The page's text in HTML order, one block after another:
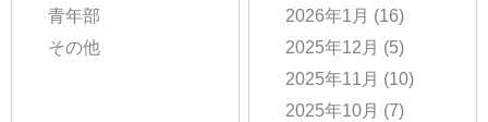
青年部
その他
2026年1月 (16)
2025年12月 (5)
2025年11月 (10)
2025年10月 (7)